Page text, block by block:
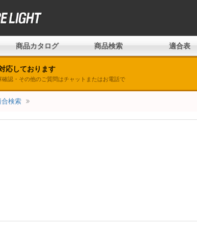
商品カタログ 商品検索 適合表
応しております
確認・その他のご質問はチャットまたはお電話で
合検索